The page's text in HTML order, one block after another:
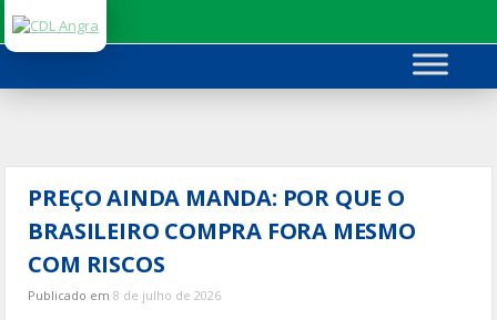
para
conteúdo
PREÇO AINDA MANDA: POR QUE O
BRASILEIRO COMPRA FORA MESMO
COM RISCOS
Publicado em8 de julho de 2026